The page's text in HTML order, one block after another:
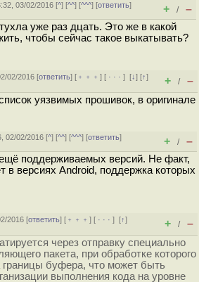
03/02/2016 [^] [^^] [^^^] [ответить]
+ / –
уже раз дцать. Это же в какой
чтобы сейчас такое выкатывать?
02/2016 [ответить] [ ﹢﹢﹢] [ · · ·][↓] [↑]
+ / –
уязвимых прошивок, в оригинале
02/02/2016 [^] [^^] [^^^] [ответить]
+ / –
поддерживаемых версий. Не факт,
в версиях Android, поддержка которых
2016 [ответить] [ ﹢﹢﹢] [ · · ·][↑]
+ / –
через отправку специально
пакета, при обработке которого
границы буфера, что может быть
выполнения кода на уровне